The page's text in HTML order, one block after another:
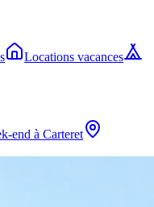
Locations vacances
end à Carteret